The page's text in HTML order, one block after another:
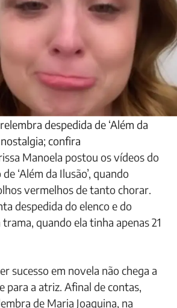
despedida de ‘Além da
nostalgia; confira
Manoela postou os vídeos do
‘Além da Ilusão’, quando
vermelhos de tanto chorar.
despedida do elenco e do
quando ela tinha apenas 21
sucesso em novela não chega a
para a atriz. Afinal de contas,
de Maria Joaquina, na